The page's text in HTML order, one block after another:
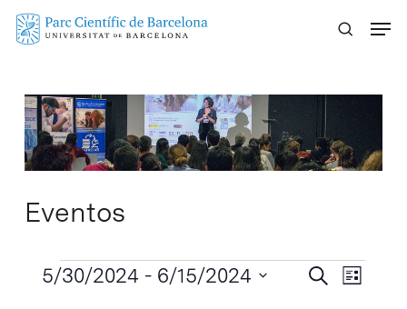
Skip
Eventos
Eventos Buscar
Lista
5/30/2024 - 6/15/2024